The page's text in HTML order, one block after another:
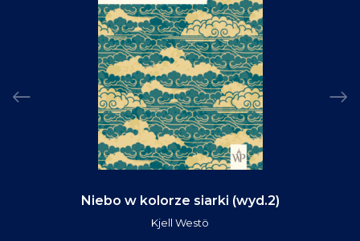
Niebo w kolorze siarki (wyd.2)
Kjell Westö